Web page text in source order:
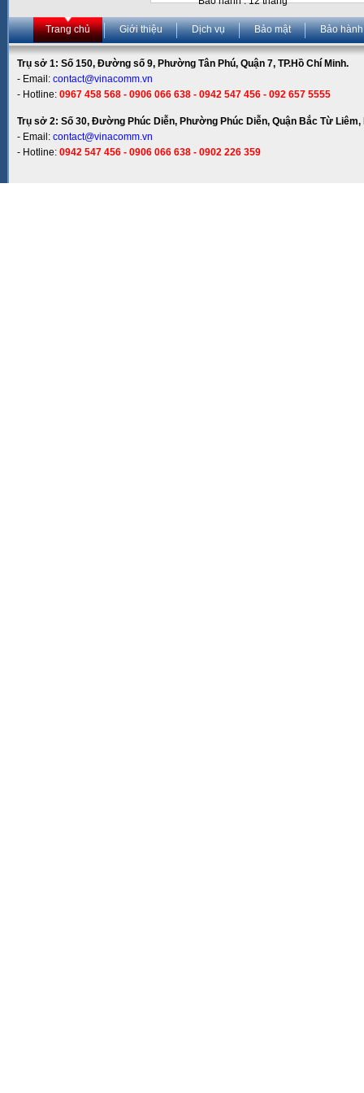
Trang chủ Giới thiệu Dịch vụ Bảo mật Bảo hành
Trụ sở 1: Số 150, Đường số 9, Phường Tân Phú, Quận 7, TP.Hồ Chí Minh.
- Email: contact@vinacomm.vn
- Hotline: 0967 458 568 - 0906 066 638 - 0942 547 456 - 092 657 5555
Trụ sở 2: Số 30, Đường Phúc Diễn, Phường Phúc Diễn, Quận Bắc Từ Liêm,
- Email: contact@vinacomm.vn
- Hotline: 0942 547 456 - 0906 066 638 - 0902 226 359